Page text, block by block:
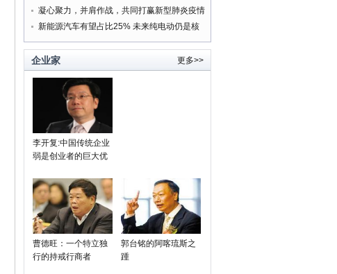
防控人民战争
凝心聚力，并肩作战，共同打赢新型肺炎疫情
防控阻击战
新能源汽车有望占比25% 未来纯电动仍是核
心方向
企业家 更多>>
李开复:中国传统企业
弱是创业者的巨大优
曹德旺：一个特立独
行的持戒行商者
郭台铭的阿喀琉斯之
踵